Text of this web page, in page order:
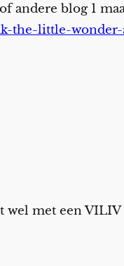
blog 1
the-little-
met een